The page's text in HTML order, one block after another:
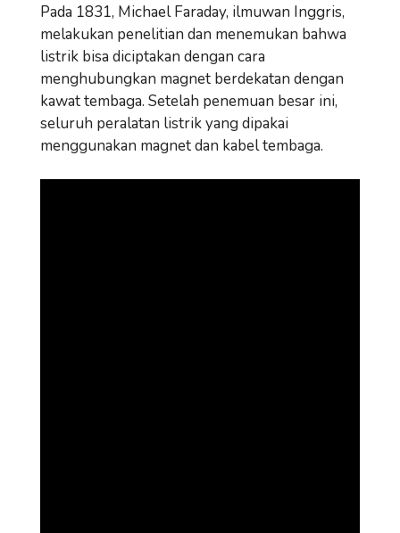
Pada 1831, Michael Faraday, ilmuwan Inggris,
melakukan penelitian dan menemukan bahwa
listrik bisa diciptakan dengan cara
menghubungkan magnet berdekatan dengan
kawat tembaga. Setelah penemuan besar ini,
seluruh peralatan listrik yang dipakai
menggunakan magnet dan kabel tembaga.